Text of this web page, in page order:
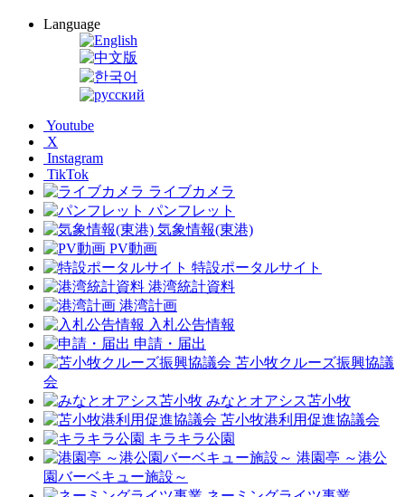
Language
Youtube
X
Instagram
TikTok
ライブカメラ
パンフレット
気象情報(東港)
PV動画
特設ポータルサイト
港湾統計資料
港湾計画
入札公告情報
申請・届出
苫小牧クルーズ振興協議
会
みなとオアシス苫小牧
苫小牧港利用促進協議会
キラキラ公園
港園亭 ～港公
園バーベキュー施設～